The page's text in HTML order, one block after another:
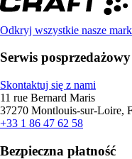
Odkryj wszystkie nasze
Serwis
Skontaktuj się z nami
11 rue Bernard Maris
37270 Montlouis-sur-Loire,
+33 1 86 47 62 58
Bezpieczna płatność